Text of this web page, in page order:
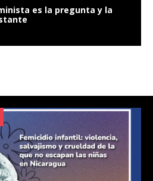
es la pregunta y la